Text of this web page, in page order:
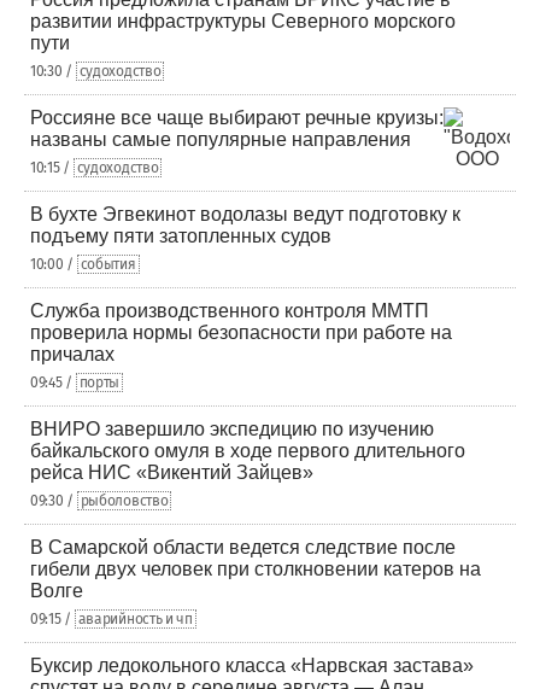
развитии инфраструктуры Северного морского
пути
10:30 / судоходство
Россияне все чаще выбирают речные круизы:
названы самые популярные направления
10:15 / судоходство
В бухте Эгвекинот водолазы ведут подготовку к
подъему пяти затопленных судов
10:00 / события
Служба производственного контроля ММТП
проверила нормы безопасности при работе на
причалах
09:45 / порты
ВНИРО завершило экспедицию по изучению
байкальского омуля в ходе первого длительного
рейса НИС «Викентий Зайцев»
09:30 / рыболовство
В Самарской области ведется следствие после
гибели двух человек при столкновении катеров на
Волге
09:15 / аварийность и чп
Буксир ледокольного класса «Нарвская застава»